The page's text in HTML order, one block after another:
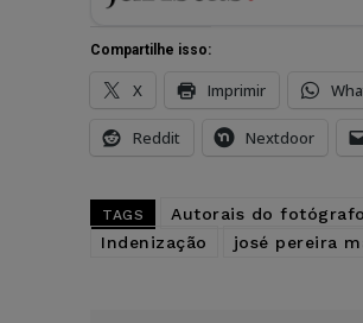
Compartilhe isso:
X Imprimir
Reddit Nextdoor
TAGS Autorais do fotógrafo
Indenização
josé pereira